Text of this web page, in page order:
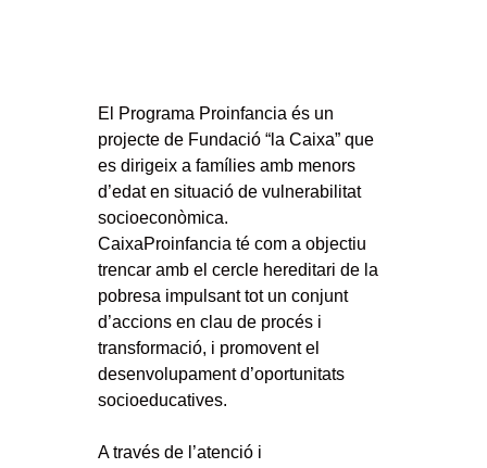
El Programa Proinfancia és un
projecte de Fundació “la Caixa” que
es dirigeix a famílies amb menors
d’edat en situació de vulnerabilitat
socioeconòmica.
CaixaProinfancia té com a objectiu
trencar amb el cercle hereditari de la
pobresa impulsant tot un conjunt
d’accions en clau de procés i
transformació, i promovent el
desenvolupament d’oportunitats
socioeducatives.
A través de l’atenció i